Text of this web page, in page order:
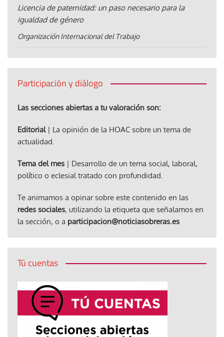
Licencia de paternidad: un paso necesario para la
igualdad de género
Organización Internacional del Trabajo
Participación y diálogo
Las secciones abiertas a tu valoración son:
Editorial| La opinión de la HOAC sobre un tema de
actualidad.
Tema del mes | Desarrollo de un tema social, laboral,
político o eclesial tratado con profundidad.
Te animamos a opinar sobre este contenido en las
redes sociales, utilizando la etiqueta que señalamos en
la sección, o a participacion@noticiasobreras.es
Tú cuentas